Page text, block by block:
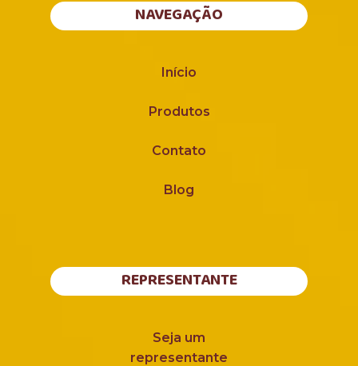
NAVEGAÇÃO
Início
Produtos
Contato
Blog
REPRESENTANTE
Seja um
representante